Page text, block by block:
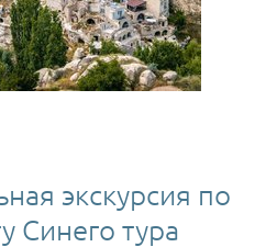
экскурсия по
Синего тура